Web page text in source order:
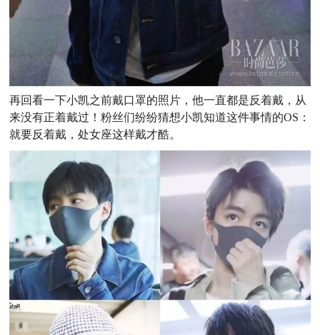
再回看一下小凯之前戴口罩的照片，他一直都是反着戴，从
来没有正着戴过！粉丝们纷纷猜想小凯知道这件事情的OS：
就要反着戴，处女座这样戴才酷。